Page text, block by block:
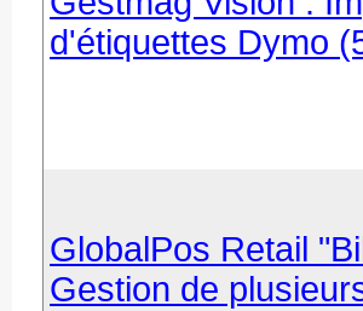
d'étiquettes Dymo
GlobalPos Retail
Gestion de